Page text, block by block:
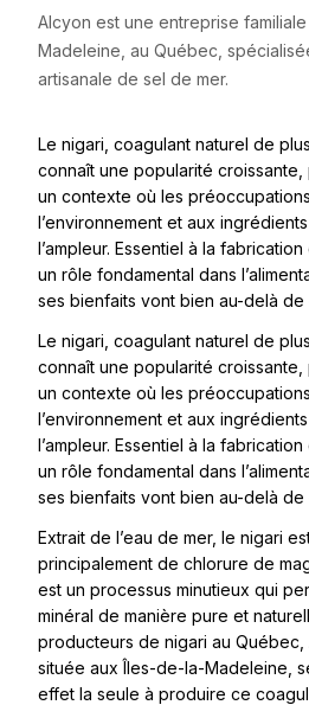
Alcyon est une entreprise
Madeleine, au Québec,
artisanale de sel de mer.
Le nigari, coagulant naturel de
connaît une popularité croissante,
un contexte où les
l’environnement et aux
l’ampleur. Essentiel à la
un rôle fondamental dans
ses bienfaits vont bien au-delà de
Le nigari, coagulant naturel de
connaît une popularité croissante,
un contexte où les
l’environnement et aux
l’ampleur. Essentiel à la
un rôle fondamental dans
ses bienfaits vont bien au-delà de
Extrait de l’eau de mer, le nigari
principalement de chlorure de
est un processus minutieux qui
minéral de manière pure et
producteurs de nigari au
située aux Îles-de-la-Madeleine,
effet la seule à produire ce